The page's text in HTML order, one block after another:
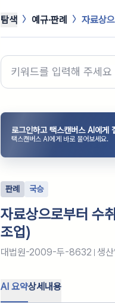
탐색 예규·판례 자료상
로그인하고 택스캔버스 AI에게
택스캔버스 AI에게 바로 물어보세요.
판례 국승
자료상으로부터 수
조업)
대법원-2009-두-8632 생
AI 요약상세내용